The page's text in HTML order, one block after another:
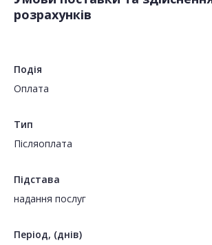
розрахунків
Подія
Оплата
Тип
Пiсляоплата
Підстава
надання послуг
Період, (днів)